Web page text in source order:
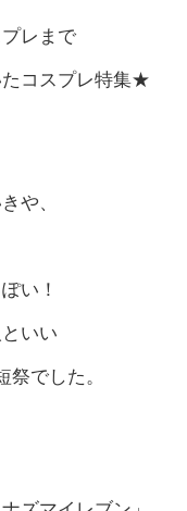
レまで
コスプレ特集★
や、
い！
いい
でした。